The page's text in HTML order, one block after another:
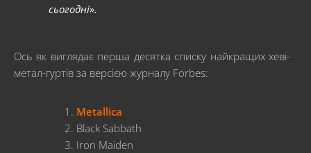
сьогодні».
Ось як виглядає перша десятка списку найкращих хеві-
метал-гуртів за версією журналу Forbes:
Metallica
Black Sabbath
Iron Maiden